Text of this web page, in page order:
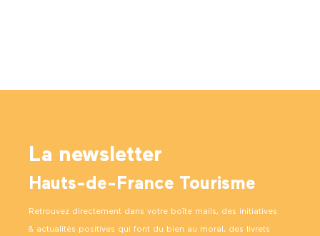
La newsletter
Hauts-de-France Tourisme
Retrouvez directement dans votre boîte mails, des initiatives
& actualités positives qui font du bien au moral, des livrets